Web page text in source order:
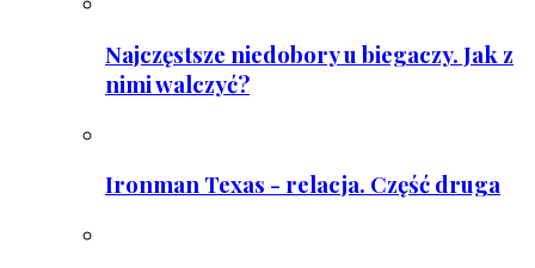
Najczęstsze niedobory u biegaczy. Jak z
nimi walczyć?
Ironman Texas - relacja. Część druga